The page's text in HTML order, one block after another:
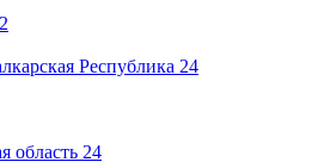
2
Республика 24
область 24